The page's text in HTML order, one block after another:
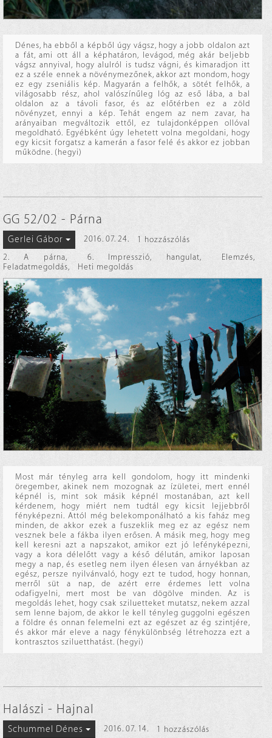
Dénes, ha ebből a képből úgy vágsz, hogy a jobb oldalon azt
a fát, ami ott áll a képhatáron, levágod, még akár beljebb
vágsz annyival, hogy alulról is tudsz vágni, és kimaradjon itt
ez a széle ennek a növénymezőnek, akkor azt mondom, hogy
ez egy zseniális kép. Magyarán a felhők, a sötét felhők, a
világosabb rész, ahol valószínűleg lóg az eső lába, a bal
oldalon az a távoli fasor, és az előtérben ez a zöld
növényzet, ennyi a kép. Tehát engem az nem zavar, ha
arányaiban megváltozik ettől, ez tulajdonképpen ollóval
megoldható. Egyébként úgy lehetett volna megoldani, hogy
egy kicsit forgatsz a kamerán a fasor felé és akkor ez jobban
működne. (hegyi)
GG 52/02 - Párna
Gerlei Gábor 2016. 07. 24.
1 hozzászólás
2. A párna, 6. Impresszió, hangulat, Elemzés,
Feladatmegoldás, Heti megoldás
Most már tényleg arra kell gondolom, hogy itt mindenki
öregember, akinek nem mozognak az ízületei, mert ennél
képnél is, mint sok másik képnél mostanában, azt kell
kérdenem, hogy miért nem tudtál egy kicsit lejjebbről
fényképezni. Attól még belekomponálható a kis faház meg
minden, de akkor ezek a fuszeklik meg ez az egész nem
vesznek bele a fákba ilyen erősen. A másik meg, hogy meg
kell keresni azt a napszakot, amikor ezt jó lefényképezni,
vagy a kora délelőtt vagy a késő délután, amikor laposan
megy a nap, és esetleg nem ilyen élesen van árnyékban az
egész, persze nyilvánvaló, hogy ezt te tudod, hogy honnan,
merről süt a nap, de azért erre érdemes lett volna
odafigyelni, mert most be van dögölve minden. Az is
megoldás lehet, hogy csak sziluetteket mutatsz, nekem azzal
sem lenne bajom, de akkor le kell tényleg guggolni egészen
a földre és onnan felemelni ezt az egészet az ég szintjére,
és akkor már eleve a nagy fénykülönbség létrehozza ezt a
kontrasztos sziluetthatást. (hegyi)
Halászi - Hajnal
Schummel Dénes 2016. 07. 14.
1 hozzászólás